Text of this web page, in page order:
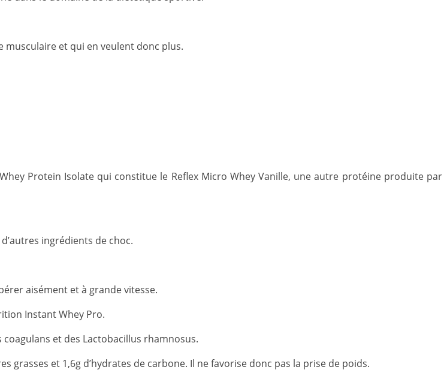
musculaire et qui en veulent donc plus.
Protein Isolate qui constitue le Reflex Micro Whey Vanille, une autre protéine produite par
ingrédients de choc.
aisément et à grande vitesse.
Instant Whey Pro.
et des Lactobacillus rhamnosus.
et 1,6g d’hydrates de carbone. Il ne favorise donc pas la prise de poids.